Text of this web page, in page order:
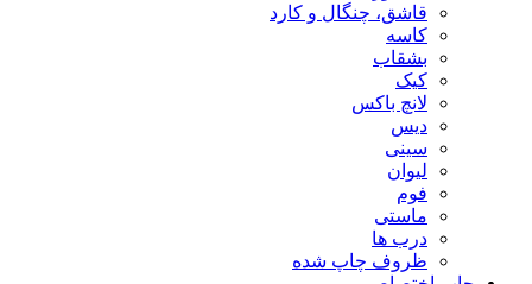
قاشق، چنگال و کارد
کاسه
بشقاب
کیک
لانچ باکس
دیس
سینی
لیوان
فوم
ماستی
درب ها
ظروف چاپ شده